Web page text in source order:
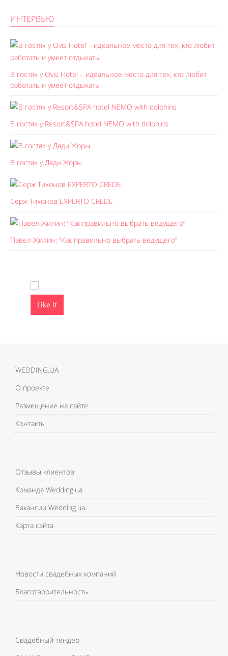
ИНТЕРВЬЮ
В гостях у Ovis Hotel – идеальное место для тех, кто любит
работать и умеет отдыхать
В гостях у Resort&SPA hotel NEMO with dolphins
В гостях у Дяди Жоры
Серж Тихонов EXPERTO CREDE
Павел Жилин: “Как правильно выбрать ведущего”
Like It
WEDDING.UA
О проекте
Размещение на сайте
Контакты
Отзывы клиентов
Команда Wedding.ua
Вакансии Wedding.ua
Карта сайта
Новости свадебных компаний
Благотворительность
Свадебный тендер